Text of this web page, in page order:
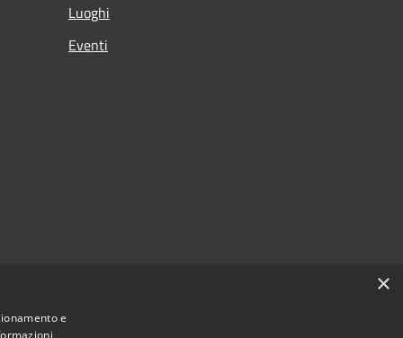
Luoghi
Eventi
×
e